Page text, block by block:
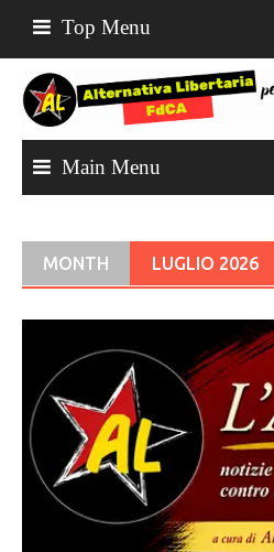
content
Top Menu
Main Menu
MONTH LUGLIO 2026